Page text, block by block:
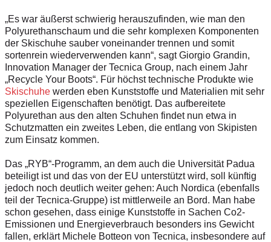
„Es war äußerst schwierig herauszufinden, wie man den
Polyurethanschaum und die sehr komplexen Komponenten
der Skischuhe sauber voneinander trennen und somit
sortenrein wiederverwenden kann“, sagt Giorgio Grandin,
Innovation Manager der Tecnica Group, nach einem Jahr
„Recycle Your Boots“. Für höchst technische Produkte wie
Skischuhe werden eben Kunststoffe und Materialien mit sehr
speziellen Eigenschaften benötigt. Das aufbereitete
Polyurethan aus den alten Schuhen findet nun etwa in
Schutzmatten ein zweites Leben, die entlang von Skipisten
zum Einsatz kommen.
Das „RYB“-Programm, an dem auch die Universität Padua
beteiligt ist und das von der EU unterstützt wird, soll künftig
jedoch noch deutlich weiter gehen: Auch Nordica (ebenfalls
teil der Tecnica-Gruppe) ist mittlerweile an Bord. Man habe
schon gesehen, dass einige Kunststoffe in Sachen Co2-
Emissionen und Energieverbrauch besonders ins Gewicht
fallen, erklärt Michele Botteon von Tecnica, insbesondere auf